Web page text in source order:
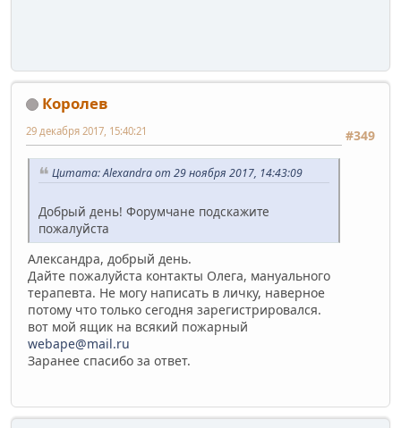
Королев
#349
29 декабря 2017, 15:40:21
Цитата: Alexandra от 29 ноября 2017, 14:43:09
Добрый день! Форумчане подскажите
пожалуйста
Александра, добрый день.
Дайте пожалуйста контакты Олега, мануального
терапевта. Не могу написать в личку, наверное
потому что только сегодня зарегистрировался.
вот мой ящик на всякий пожарный
webape@mail.ru
Заранее спасибо за ответ.